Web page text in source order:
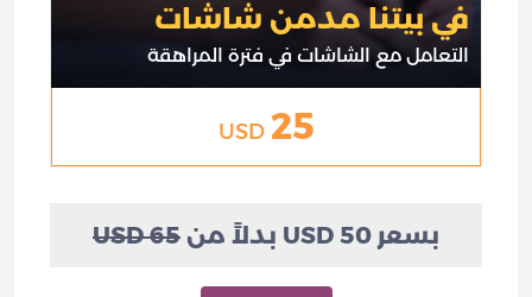
في بيتنا مدمن شاشات
التعامل مع الشاشات في فترة المراهقة
25
USD
بسعر 50 USD بدلاً من 65 USD